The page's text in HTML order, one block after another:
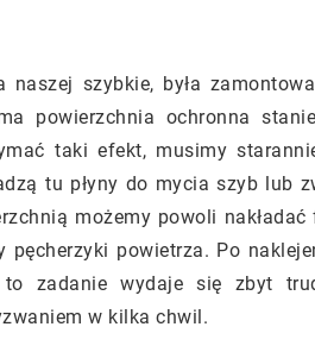
szybkie, była
powierzchnia ochronna
taki efekt, musimy
tu płyny do mycia szyb lub
możemy powoli
powietrza. Po
zadanie wydaje się zbyt
w kilka chwil.